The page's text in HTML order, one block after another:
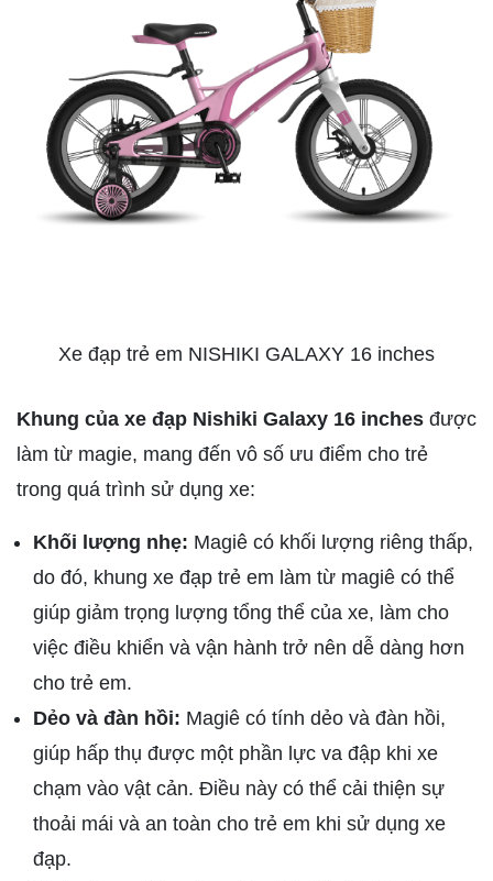
Xe đạp trẻ em NISHIKI GALAXY 16 inches
Khung của xe đạp Nishiki Galaxy 16 inches được
làm từ magie, mang đến vô số ưu điểm cho trẻ
trong quá trình sử dụng xe:
Khối lượng nhẹ: Magiê có khối lượng riêng thấp,
do đó, khung xe đạp trẻ em làm từ magiê có thể
giúp giảm trọng lượng tổng thể của xe, làm cho
việc điều khiển và vận hành trở nên dễ dàng hơn
cho trẻ em.
Dẻo và đàn hồi: Magiê có tính dẻo và đàn hồi,
giúp hấp thụ được một phần lực va đập khi xe
chạm vào vật cản. Điều này có thể cải thiện sự
thoải mái và an toàn cho trẻ em khi sử dụng xe
đạp.